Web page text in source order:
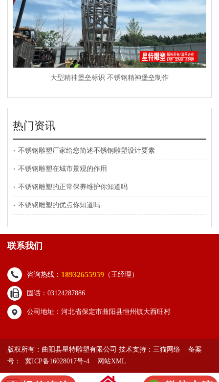
大型精神堡垒标识 不锈钢精神堡垒制作
热门资讯
不锈钢雕塑厂家给您简述不锈钢雕塑设计要素
不锈钢雕塑在城市景观的作用
不锈钢雕塑的正常保养维护你知道吗
不锈钢雕塑的优点你知道吗
联系我们
咨询热线： 18932655959 （王经理）
固话：03124287886
公司地址：河北省保定市曲阳县恒州镇大西旺村
版权所有：曲阳县星特雕塑有限公司 技术支持： 三猫网络
备案
号： 冀ICP备16028017号-4
网站XML